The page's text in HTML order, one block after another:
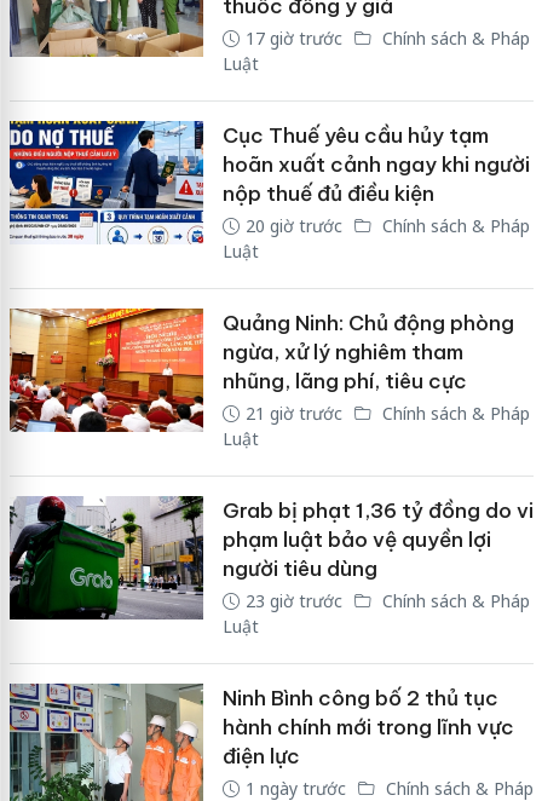
thuốc đông y giả
17 giờ trước
Chính sách & Pháp
Luật
Cục Thuế yêu cầu hủy tạm
hoãn xuất cảnh ngay khi người
nộp thuế đủ điều kiện
20 giờ trước
Chính sách & Pháp
Luật
Quảng Ninh: Chủ động phòng
ngừa, xử lý nghiêm tham
nhũng, lãng phí, tiêu cực
21 giờ trước
Chính sách & Pháp
Luật
Grab bị phạt 1,36 tỷ đồng do vi
phạm luật bảo vệ quyền lợi
người tiêu dùng
23 giờ trước
Chính sách & Pháp
Luật
Ninh Bình công bố 2 thủ tục
hành chính mới trong lĩnh vực
điện lực
1 ngày trước Chính sách & Pháp